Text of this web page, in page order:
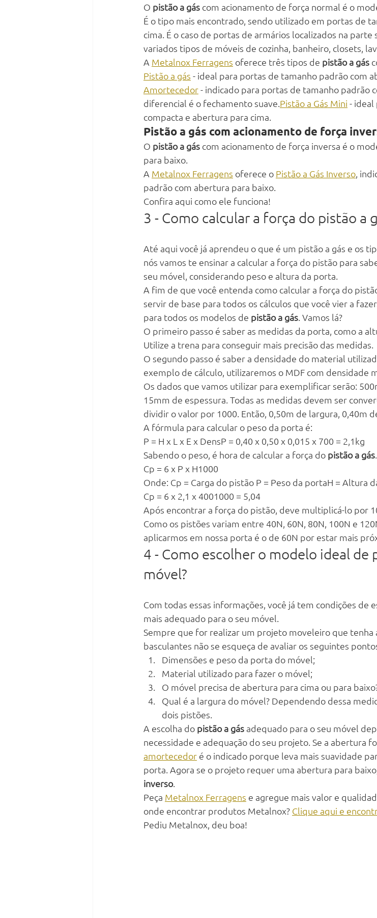
O pistão a gás com acionamento de força normal é o
É o tipo mais encontrado, sendo utilizado em portas de
cima. É o caso de portas de armários localizados na
variados tipos de móveis de cozinha, banheiro, closets,
A Metalnox Ferragens oferece três tipos de pistão a gás
Pistão a gás - ideal para portas de tamanho padrão com
Amortecedor - indicado para portas de tamanho padrão
diferencial é o fechamento suave.Pistão a Gás Mini - ideal
compacta e abertura para cima.
Pistão a gás com acionamento de força
O pistão a gás com acionamento de força inversa é o
para baixo.
A Metalnox Ferragens oferece o Pistão a Gás Inverso,
padrão com abertura para baixo.
Confira aqui como ele funciona!
3 - Como calcular a força do pistão a
Até aqui você já aprendeu o que é um pistão a gás e os
nós vamos te ensinar a calcular a força do pistão para
seu móvel, considerando peso e altura da porta.
A fim de que você entenda como calcular a força do
servir de base para todos os cálculos que você vier a
para todos os modelos de pistão a gás. Vamos lá?
O primeiro passo é saber as medidas da porta, como a
Utilize a trena para conseguir mais precisão das medidas.
O segundo passo é saber a densidade do material
exemplo de cálculo, utilizaremos o MDF com densidade
Os dados que vamos utilizar para exemplificar serão:
15mm de espessura. Todas as medidas devem ser
dividir o valor por 1000. Então, 0,50m de largura, 0,40m
A fórmula para calcular o peso da porta é:
P = H x L x E x DensP = 0,40 x 0,50 x 0,015 x 700 = 2,1kg
Sabendo o peso, é hora de calcular a força do pistão a gás.
Cp = 6 x P x H1000
Onde: Cp = Carga do pistão P = Peso da portaH = Altura
Cp = 6 x 2,1 x 4001000 = 5,04
Após encontrar a força do pistão, deve multiplicá-lo por
Como os pistões variam entre 40N, 60N, 80N, 100N e
aplicarmos em nossa porta é o de 60N por estar mais
4 - Como escolher o modelo ideal de
móvel?
Com todas essas informações, você já tem condições de
mais adequado para o seu móvel.
Sempre que for realizar um projeto moveleiro que tenha
basculantes não se esqueça de avaliar os seguintes
Dimensões e peso da porta do móvel;
Material utilizado para fazer o móvel;
O móvel precisa de abertura para cima ou para
Qual é a largura do móvel? Dependendo dessa
dois pistões.
A escolha do pistão a gás adequado para o seu móvel
necessidade e adequação do seu projeto. Se a abertura
amortecedor é o indicado porque leva mais suavidade
porta. Agora se o projeto requer uma abertura para
inverso.
Peça Metalnox Ferragens e agregue mais valor e
onde encontrar produtos Metalnox? Clique aqui e
Pediu Metalnox, deu boa!